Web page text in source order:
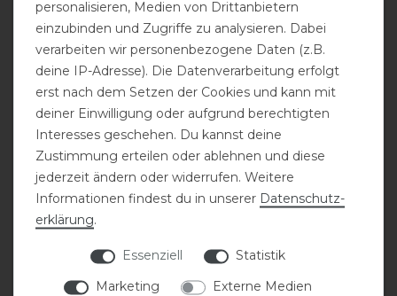
-20%
Eskadron Classic Sports
26 Softshell Jewel Dp
statt 42,95 €
Eskadron Classic Sports
statt 42,95 €
personalisieren, Medien von Drittanbietern
einzubinden und Zugriffe zu analysieren. Dabei
verarbeiten wir personenbezogene Daten (z.B.
deine IP-Adresse). Die Datenverarbeitung erfolgt
erst nach dem Setzen der Cookies und kann mit
deiner Einwilligung oder aufgrund berechtigten
Interesses geschehen. Du kannst deine
Zustimmung erteilen oder ablehnen und diese
jederzeit ändern oder widerrufen. Weitere
Informationen findest du in unserer Daten­schutz­
erklärung.
Essenziell
Statistik
Marketing
Externe Medien